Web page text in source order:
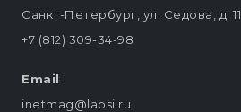
Санкт-Петербург, ул. Седова, д. 11
+7 (812) 309-34-98
Email
inetmag@lapsi.ru